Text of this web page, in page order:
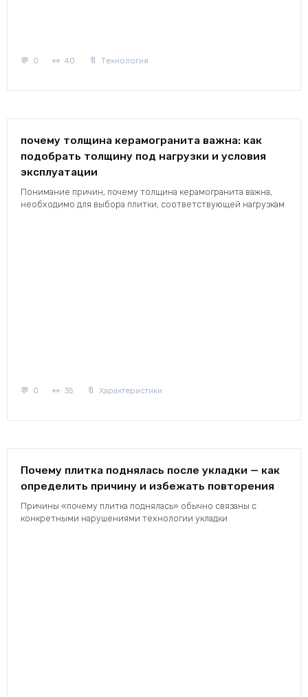
0 40 Технология
почему толщина керамогранита важна: как
подобрать толщину под нагрузки и условия
эксплуатации
Понимание причин, почему толщина керамогранита важна,
необходимо для выбора плитки, соответствующей нагрузкам
0 35 Характеристики
Почему плитка поднялась после укладки — как
определить причину и избежать повторения
Причины «почему плитка поднялась» обычно связаны с
конкретными нарушениями технологии укладки